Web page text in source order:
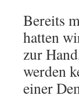
Bereits
hatten
zur
werden
einer